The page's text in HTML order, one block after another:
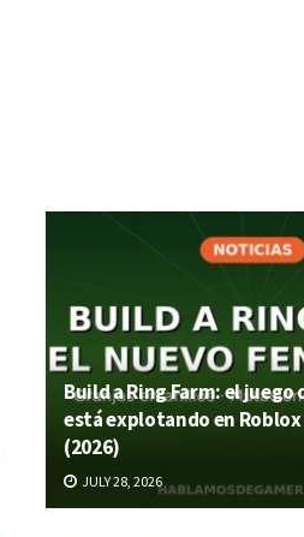
Build a Ring Farm: el juego
está explotando en
(2026)
JULY 28, 2026